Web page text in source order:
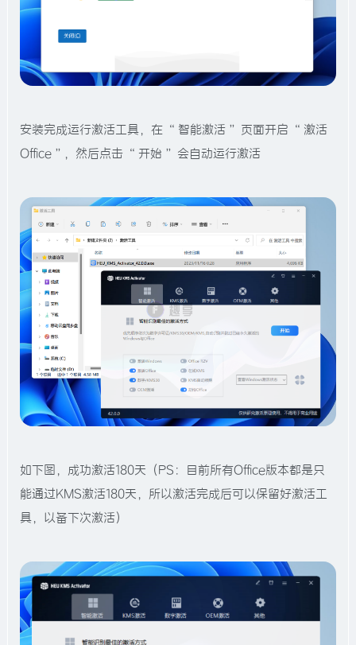
安装完成运行激活工具，在 “ 智能激活 ” 页面开启 “ 激活
Office ”，然后点击 “ 开始 ” 会自动运行激活
如下图，成功激活180天（PS：目前所有Office版本都是只
能通过KMS激活180天，所以激活完成后可以保留好激活工
具，以备下次激活）